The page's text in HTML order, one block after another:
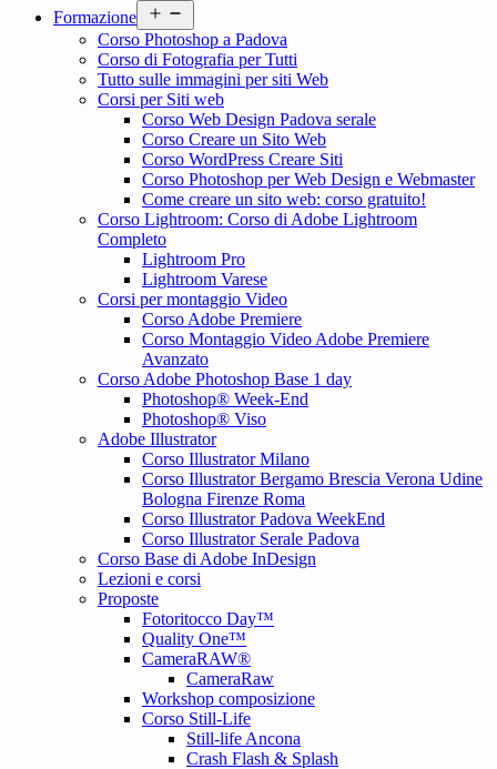
Formazione
menu
Corso Photoshop a Padova
Corso di Fotografia per Tutti
Tutto sulle immagini per siti Web
Corsi per Siti web
Corso Web Design Padova serale
Corso Creare un Sito Web
Corso WordPress Creare Siti
Corso Photoshop per Web Design e Webmaster
Come creare un sito web: corso gratuito!
Corso Lightroom: Corso di Adobe Lightroom
Completo
Lightroom Pro
Lightroom Varese
Corsi per montaggio Video
Corso Adobe Premiere
Corso Montaggio Video Adobe Premiere
Avanzato
Corso Adobe Photoshop Base 1 day
Photoshop® Week-End
Photoshop® Viso
Adobe Illustrator
Corso Illustrator Milano
Corso Illustrator Bergamo Brescia Verona Udine
Bologna Firenze Roma
Corso Illustrator Padova WeekEnd
Corso Illustrator Serale Padova
Corso Base di Adobe InDesign
Lezioni e corsi
Proposte
Fotoritocco Day™
Quality One™
CameraRAW®
CameraRaw
Workshop composizione
Corso Still-Life
Still-life Ancona
Crash Flash & Splash